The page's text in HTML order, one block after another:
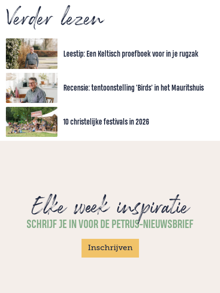
Verder lezen
Leestip: Een Keltisch proefboek voor in je rugzak
Recensie: tentoonstelling 'Birds' in het Mauritshuis
10 christelijke festivals in 2026
Elke week inspiratie
SCHRIJF JE IN VOOR DE PETRUS-NIEUWSBRIEF
Inschrijven